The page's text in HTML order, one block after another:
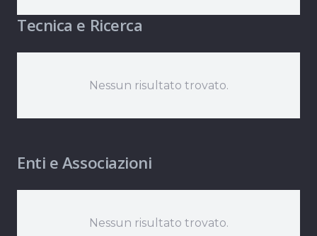
Tecnica e Ricerca
Nessun risultato trovato.
Enti e Associazioni
Nessun risultato trovato.